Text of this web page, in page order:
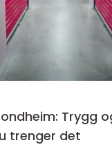
Trygg
trenger det